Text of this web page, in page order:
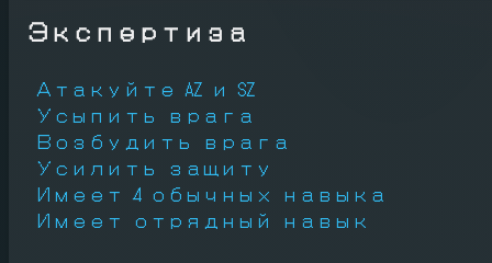
Экспертиза
Атакуйте AZ и SZ
Усыпить врага
Возбудить врага
Усилить защиту
Имеет 4 обычных навыка
Имеет отрядный навык